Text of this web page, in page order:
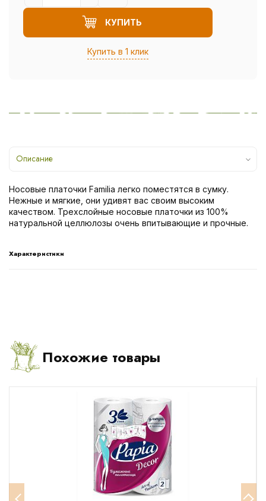
КУПИТЬ
Купить в 1 клик
Описание
Носовые платочки Familia легко поместятся в сумку.
Нежные и мягкие, они удивят вас своим высоким
качеством. Трехслойные носовые платочки из 100%
натуральной целлюлозы очень впитывающие и прочные.
Характеристики
Похожие товары